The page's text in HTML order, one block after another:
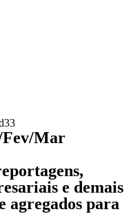
Fev/Mar
e demais
agregados para